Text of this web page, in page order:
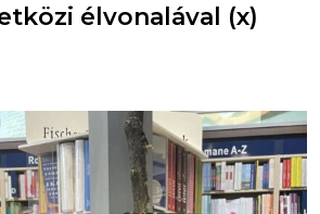
élvonalával (x)